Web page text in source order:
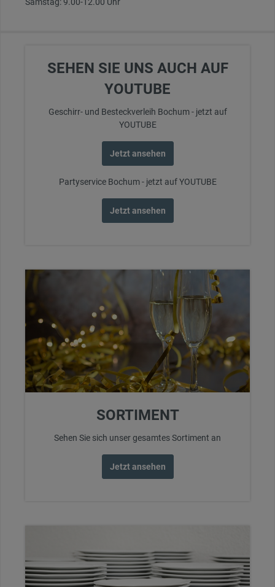
SEHEN SIE UNS AUCH AUF
YOUTUBE
Geschirr- und Besteckverleih Bochum - jetzt auf
YOUTUBE
Jetzt ansehen
Partyservice Bochum - jetzt auf YOUTUBE
Jetzt ansehen
SORTIMENT
Sehen Sie sich unser gesamtes Sortiment an
Jetzt ansehen